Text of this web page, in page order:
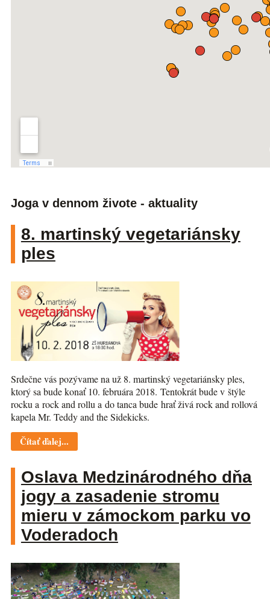
Joga v dennom živote - aktuality
8. martinský vegetariánsky
ples
Srdečne vás pozývame na už 8. martinský vegetariánsky ples,
ktorý sa bude konať 10. februára 2018. Tentokrát bude v štýle
rocku a rock and rollu a do tanca bude hrať živá rock and rollová
kapela Mr. Teddy and the Sidekicks.
Čítať ďalej...
Oslava Medzinárodného dňa
jogy a zasadenie stromu
mieru v zámockom parku vo
Voderadoch